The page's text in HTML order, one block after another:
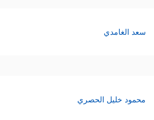
سعد الغامدي
محمود خليل الحصري